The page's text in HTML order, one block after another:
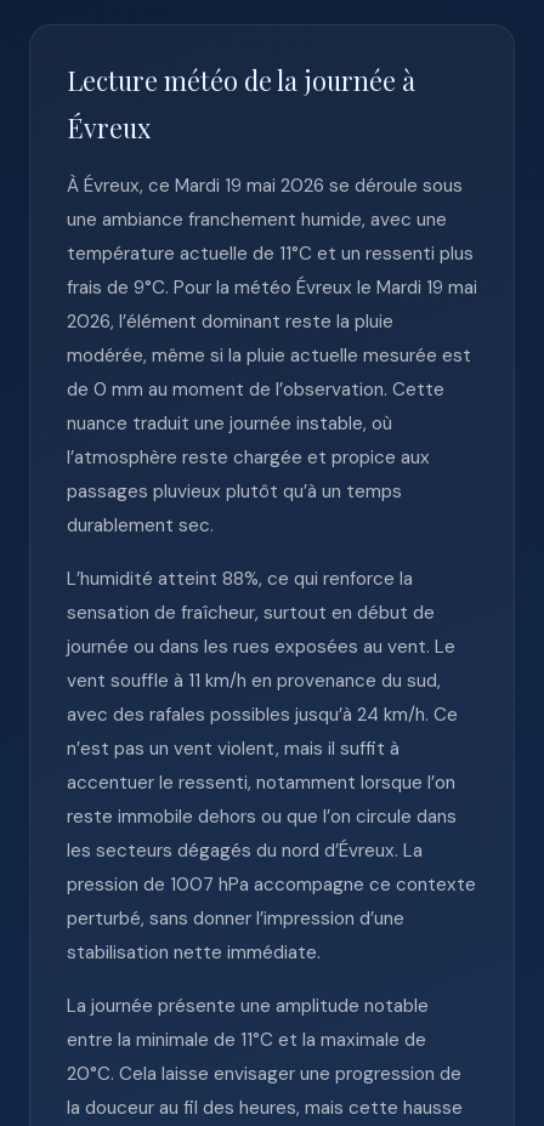
Lecture météo de la journée à
Évreux
À Évreux, ce Mardi 19 mai 2026 se déroule sous
une ambiance franchement humide, avec une
température actuelle de 11°C et un ressenti plus
frais de 9°C. Pour la météo Évreux le Mardi 19 mai
2026, l’élément dominant reste la pluie
modérée, même si la pluie actuelle mesurée est
de 0 mm au moment de l’observation. Cette
nuance traduit une journée instable, où
l’atmosphère reste chargée et propice aux
passages pluvieux plutôt qu’à un temps
durablement sec.
L’humidité atteint 88%, ce qui renforce la
sensation de fraîcheur, surtout en début de
journée ou dans les rues exposées au vent. Le
vent souffle à 11 km/h en provenance du sud,
avec des rafales possibles jusqu’à 24 km/h. Ce
n’est pas un vent violent, mais il suffit à
accentuer le ressenti, notamment lorsque l’on
reste immobile dehors ou que l’on circule dans
les secteurs dégagés du nord d’Évreux. La
pression de 1007 hPa accompagne ce contexte
perturbé, sans donner l’impression d’une
stabilisation nette immédiate.
La journée présente une amplitude notable
entre la minimale de 11°C et la maximale de
20°C. Cela laisse envisager une progression de
la douceur au fil des heures, mais cette hausse